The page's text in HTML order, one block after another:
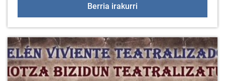
Berria irakurri